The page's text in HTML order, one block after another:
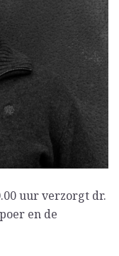
uur verzorgt dr.
en de